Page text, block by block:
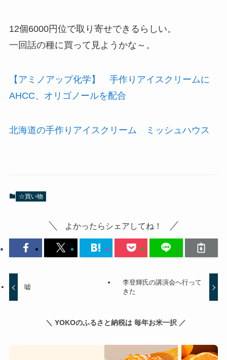
12個6000円位で取り寄せできるらしい。
一回話の種に買って見ようかな～。
【アミノアップ化学】 手作りアイスクリームに
AHCC、オリゴノールを配合
北海道の手作りアイスクリーム ミッシュハウス
☆買い物
よかったらシェアしてね！
嘘
李登輝氏の講演会へ行って
きた
＼ YOKOのふるさと納税は 毎年お米一択 ／